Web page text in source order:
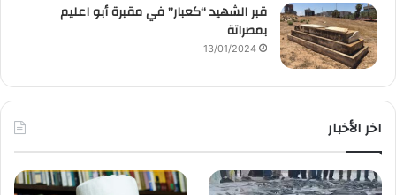
قبر الشهيد “كعبار” في مقبرة أبو اعليم
بمصراتة
13/01/2024
اخر الأخبار